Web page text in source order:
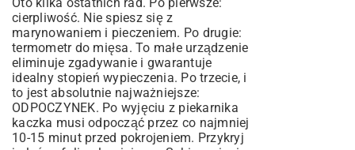
cierpliwość. Nie spiesz się z
marynowaniem i pieczeniem. Po drugie:
termometr do mięsa. To małe urządzenie
eliminuje zgadywanie i gwarantuje
idealny stopień wypieczenia. Po trzecie, i
to jest absolutnie najważniejsze:
ODPOCZYNEK. Po wyjęciu z piekarnika
kaczka musi odpocząć przez co najmniej
10-15 minut przed pokrojeniem. Przykryj